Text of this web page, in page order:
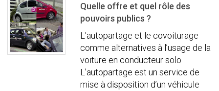
Quelle offre et quel rôle des
pouvoirs publics ?
L’autopartage et le covoiturage
comme alternatives à l’usage de la
voiture en conducteur solo
L’autopartage est un service de
mise à disposition d’un véhicule